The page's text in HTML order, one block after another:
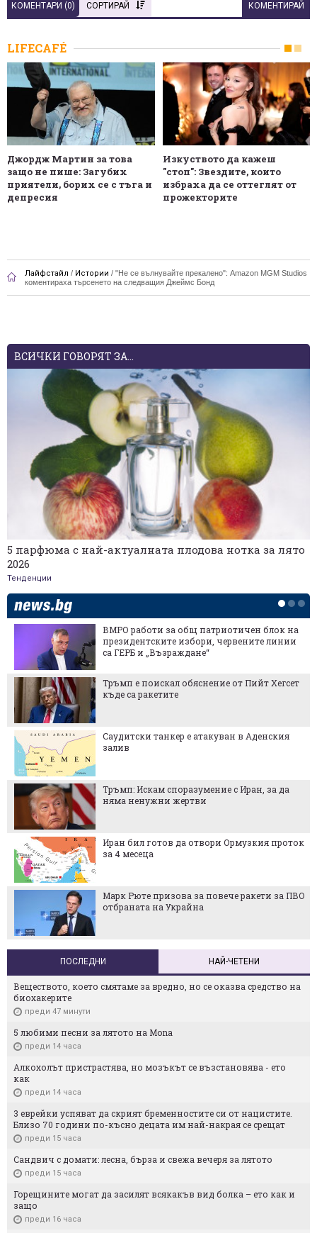
КОМЕНТАРИ (0) СОРТИРАЙ КОМЕНТИРАЙ
LIFECAFÉ
Джордж Мартин за това
защо не пише: Загубих
приятели, борих се с тъга и
депресия
Изкуството да кажеш
"стоп": Звездите, които
избраха да се оттеглят от
прожекторите
Лайфстайл / Истории / "Не се вълнувайте прекалено": Amazon MGM Studios
коментираха търсенето на следващия Джеймс Бонд
ВСИЧКИ ГОВОРЯТ ЗА...
5 парфюма с най-актуалната плодова нотка за лято
2026
Тенденции
ВМРО работи за общ патриотичен блок на
президентските избори, червените линии
са ГЕРБ и „Възраждане“
Тръмп е поискал обяснение от Пийт Хегсет
къде са ракетите
Саудитски танкер е атакуван в Аденския
залив
Тръмп: Искам споразумение с Иран, за да
няма ненужни жертви
Иран бил готов да отвори Ормузкия проток
за 4 месеца
Марк Рюте призова за повече ракети за ПВО
отбраната на Украйна
ПОСЛЕДНИ НАЙ-ЧЕТЕНИ
Веществото, което смятаме за вредно, но се оказва средство на
биохакерите
преди 47 минути
5 любими песни за лятото на Mona
преди 14 часа
Алкохолът пристрастява, но мозъкът се възстановява - ето
как
преди 14 часа
3 еврейки успяват да скрият бременностите си от нацистите.
Близо 70 години по-късно децата им най-накрая се срещат
преди 15 часа
Сандвич с домати: лесна, бърза и свежа вечеря за лятото
преди 15 часа
Горещините могат да засилят всякакъв вид болка – ето как и
защо
преди 16 часа